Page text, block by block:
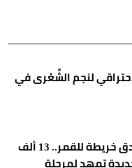
لنجم الشِّعْرى في
الصين تكشف أدق خريطة للقمر.. 13 ألف
تمهد لمرحلة